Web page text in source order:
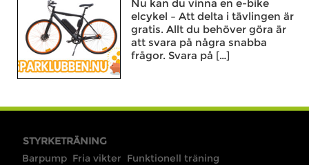
Nu kan du vinna en e-bike
elcykel – Att delta i tävlingen är
gratis. Allt du behöver göra är
att svara på några snabba
frågor. Svara på […]
STYRKETRÄNING
Barpump Fria vikter Funktionell träning